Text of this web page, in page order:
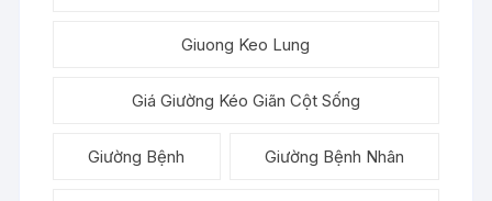
Giuong Keo Lung
Giá Giường Kéo Giãn Cột Sống
Giường Bệnh Giường Bệnh Nhân